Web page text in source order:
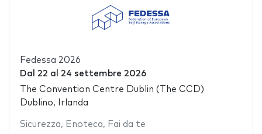
Fedessa 2026
Dal 22 al 24 settembre 2026
The Convention Centre Dublin (The CCD)
Dublino, Irlanda
Sicurezza, Enoteca, Fai da te